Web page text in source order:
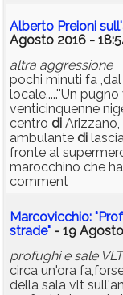
Alberto Preioni
Agosto 2016 -
altra aggressione
pochi minuti fa
locale.....''Un
venticinquenne
centro di
ambulante di
fronte al
marocchino che ha
comment
Marcovicchio:
strade" - 19
profughi e sale
circa un'ora
della sala vlt